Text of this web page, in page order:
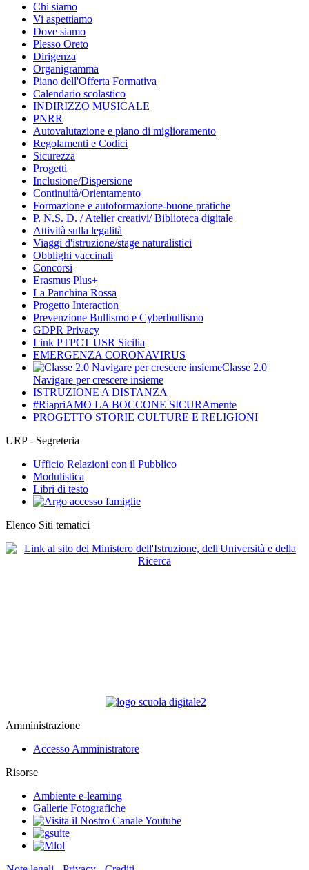
Chi siamo
Vi aspettiamo
Dove siamo
Plesso Oreto
Dirigenza
Organigramma
Piano dell'Offerta Formativa
Calendario scolastico
INDIRIZZO MUSICALE
PNRR
Autovalutazione e piano di miglioramento
Regolamenti e Codici
Sicurezza
Progetti
Inclusione/Dispersione
Continuità/Orientamento
Formazione e autoformazione-buone pratiche
P. N.S. D. / Atelier creativi/ Biblioteca digitale
Attività sulla legalità
Viaggi d'istruzione/stage naturalistici
Obblighi vaccinali
Concorsi
Erasmus Plus+
La Panchina Rossa
Progetto Interaction
Prevenzione Bullismo e Cyberbullismo
GDPR Privacy
Link PTPCT USR Sicilia
EMERGENZA CORONAVIRUS
Classe 2.0
Navigare per crescere insieme
ISTRUZIONE A DISTANZA
#RiapriAMO LA BOCCONE SICURAmente
PROGETTO STORIE CULTURE E RELIGIONI
URP - Segreteria
Ufficio Relazioni con il Pubblico
Modulistica
Libri di testo
Elenco Siti tematici
Amministrazione
Accesso Amministratore
Risorse
Ambiente e-learning
Gallerie Fotografiche